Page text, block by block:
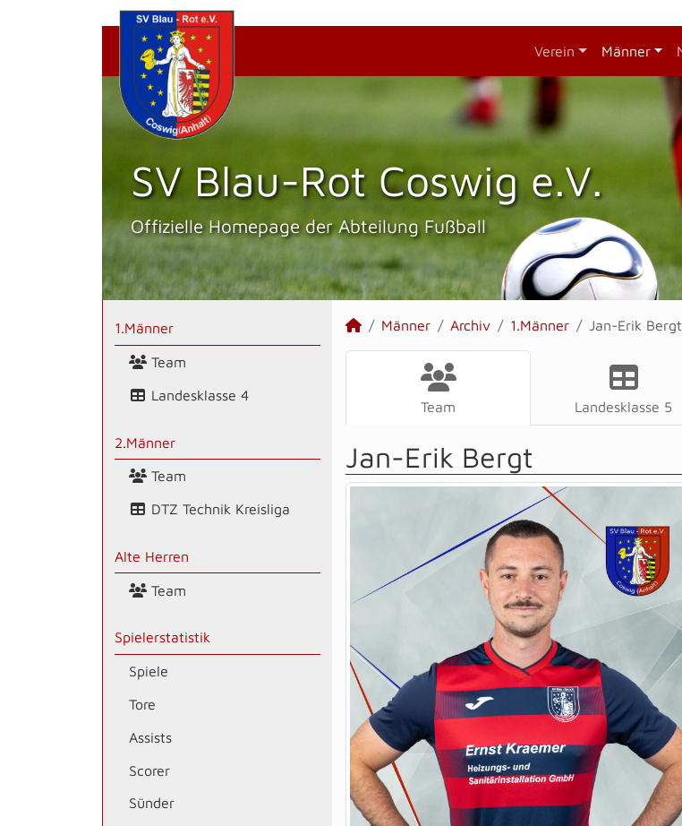
Verein Männer
SV Blau-Rot Coswig e.V.
Offizielle Homepage der Abteilung Fußball
1.Männer
Team
Landesklasse 4
2.Männer
Team
DTZ Technik Kreisliga
Alte Herren
Team
Spielerstatistik
Spiele
Tore
Assists
Scorer
Sünder
Männer Archiv 1.Männer Jan-Erik Bergt
Team Landesklasse 5
Jan-Erik Bergt